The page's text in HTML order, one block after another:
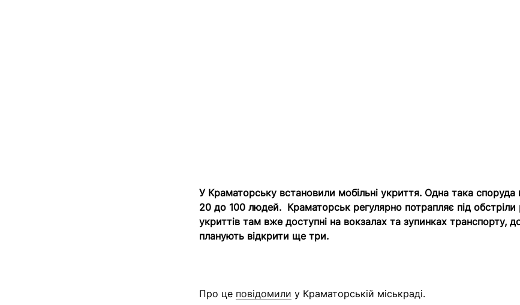
У Краматорську встановили мобільні укриття. Одна така споруда
20 до 100 людей. Краматорськ регулярно потрапляє під обстріли
укриттів там вже доступні на вокзалах та зупинках транспорту,
планують відкрити ще три.
Про це повідомили у Краматорській міськраді.